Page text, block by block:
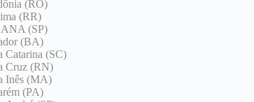
(RO)
(RR)
(SP)
(BA)
Catarina (SC)
Cruz (RN)
Inês (MA)
(PA)